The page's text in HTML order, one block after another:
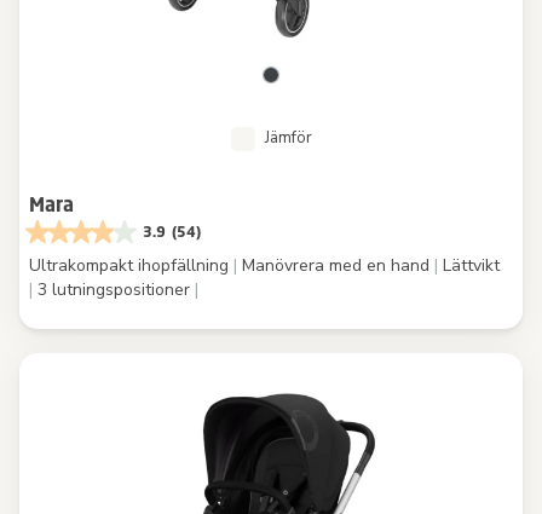
Jämför
Mara
3.9 (54)
Ultrakompakt ihopfällning | Manövrera med en hand | Lättvikt
| 3 lutningspositioner |